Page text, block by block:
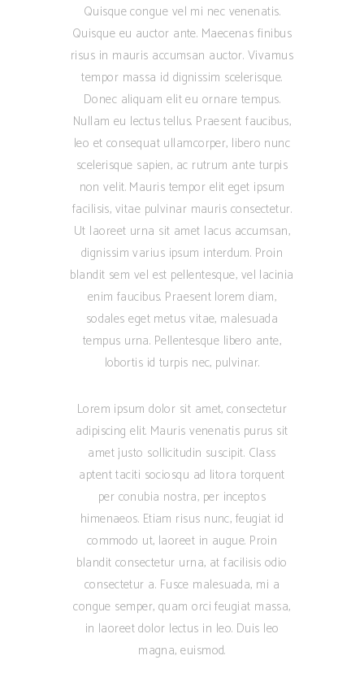
Quisque congue vel mi nec venenatis.
Quisque eu auctor ante. Maecenas finibus
risus in mauris accumsan auctor. Vivamus
tempor massa id dignissim scelerisque.
Donec aliquam elit eu ornare tempus.
Nullam eu lectus tellus. Praesent faucibus,
leo et consequat ullamcorper, libero nunc
scelerisque sapien, ac rutrum ante turpis
non velit. Mauris tempor elit eget ipsum
facilisis, vitae pulvinar mauris consectetur.
Ut laoreet urna sit amet lacus accumsan,
dignissim varius ipsum interdum. Proin
blandit sem vel est pellentesque, vel lacinia
enim faucibus. Praesent lorem diam,
sodales eget metus vitae, malesuada
tempus urna. Pellentesque libero ante,
lobortis id turpis nec, pulvinar.
Lorem ipsum dolor sit amet, consectetur
adipiscing elit. Mauris venenatis purus sit
amet justo sollicitudin suscipit. Class
aptent taciti sociosqu ad litora torquent
per conubia nostra, per inceptos
himenaeos. Etiam risus nunc, feugiat id
commodo ut, laoreet in augue. Proin
blandit consectetur urna, at facilisis odio
consectetur a. Fusce malesuada, mi a
congue semper, quam orci feugiat massa,
in laoreet dolor lectus in leo. Duis leo
magna, euismod.